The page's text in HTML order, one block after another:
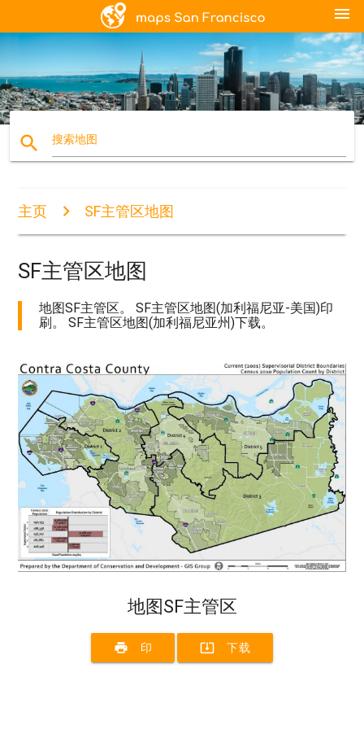
menu
search 搜索地图
主页 SF主管区地图
SF主管区地图
地图SF主管区。 SF主管区地图(加利福尼亚-美国)印
刷。 SF主管区地图(加利福尼亚州)下载。
地图SF主管区
print 印 system_update_alt 下载